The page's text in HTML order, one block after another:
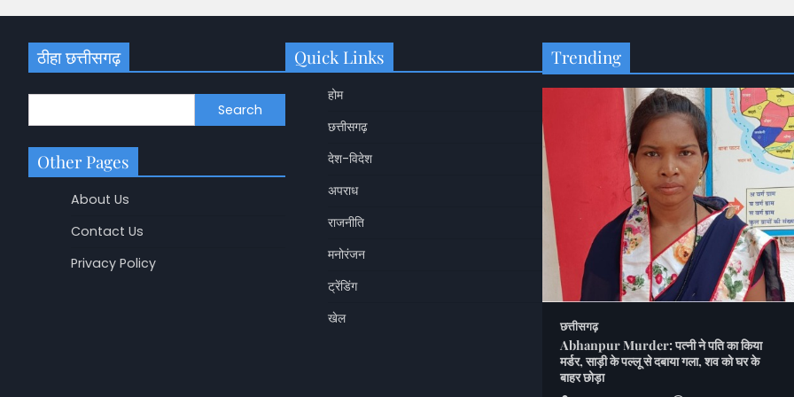
ठीहा छत्तीसगढ़
Search
Other Pages
About Us
Contact Us
Privacy Policy
Quick Links
होम
छत्तीसगढ़
देश-विदेश
अपराध
राजनीति
मनोरंजन
ट्रेंडिंग
खेल
Trending
छत्तीसगढ़
बाद भाजपा का बड़ा एक्शन; मंडल इकाई भंग, 5 नेता
छत्तीसगढ़
Abhanpur Murder: पत्नी ने पति का किया
मर्डर, साड़ी के पल्लू से दबाया गला, शव को घर के
बाहर छोड़ा